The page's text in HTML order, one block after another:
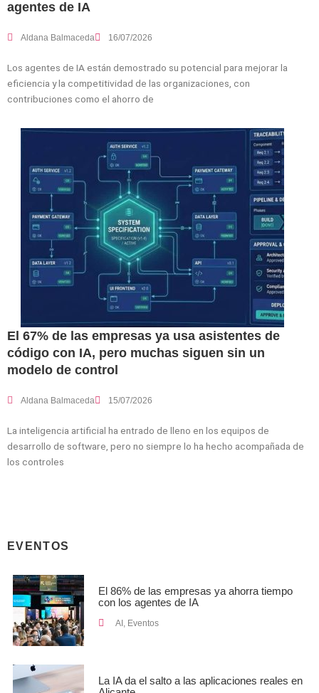
agentes de IA
Aldana Balmaceda 16/07/2026
Los agentes de IA están demostrado su potencial para mejorar la
eficiencia y la competitividad de las organizaciones, con
contribuciones como el ahorro de
El 67% de las empresas ya usa asistentes de
código con IA, pero muchas siguen sin un
modelo de control
Aldana Balmaceda 15/07/2026
La inteligencia artificial ha entrado de lleno en los equipos de
desarrollo de software, pero no siempre lo ha hecho acompañada de
los controles
EVENTOS
El 86% de las empresas ya ahorra tiempo
con los agentes de IA
AI , Eventos
La IA da el salto a las aplicaciones reales en